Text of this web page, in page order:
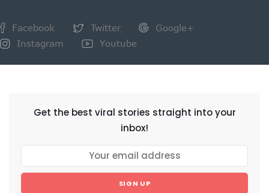
Facebook Twitter
Google+
Instagram
Youtube
Get the best viral stories straight into your
inbox!
SIGN UP